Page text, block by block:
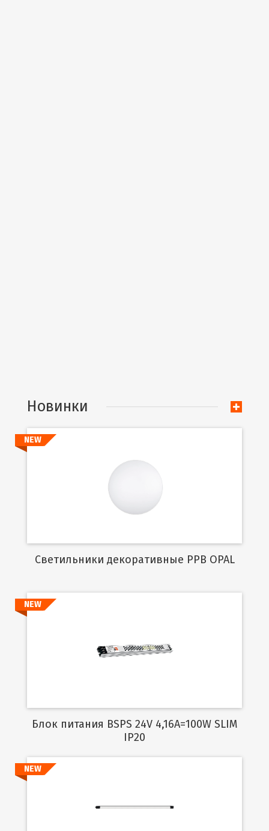
Новинки
NEW
Cветильники декоративные PPB OPAL
Подробнее
NEW
Блок питания BSPS 24V 4,16A=100W SLIM
IP20
NEW